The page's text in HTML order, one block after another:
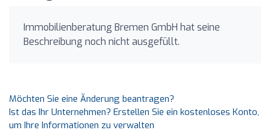
Immobilienberatung Bremen GmbH hat seine
Beschreibung noch nicht ausgefüllt.
Möchten Sie eine Änderung beantragen?
Ist das Ihr Unternehmen? Erstellen Sie ein kostenloses Konto,
um Ihre Informationen zu verwalten